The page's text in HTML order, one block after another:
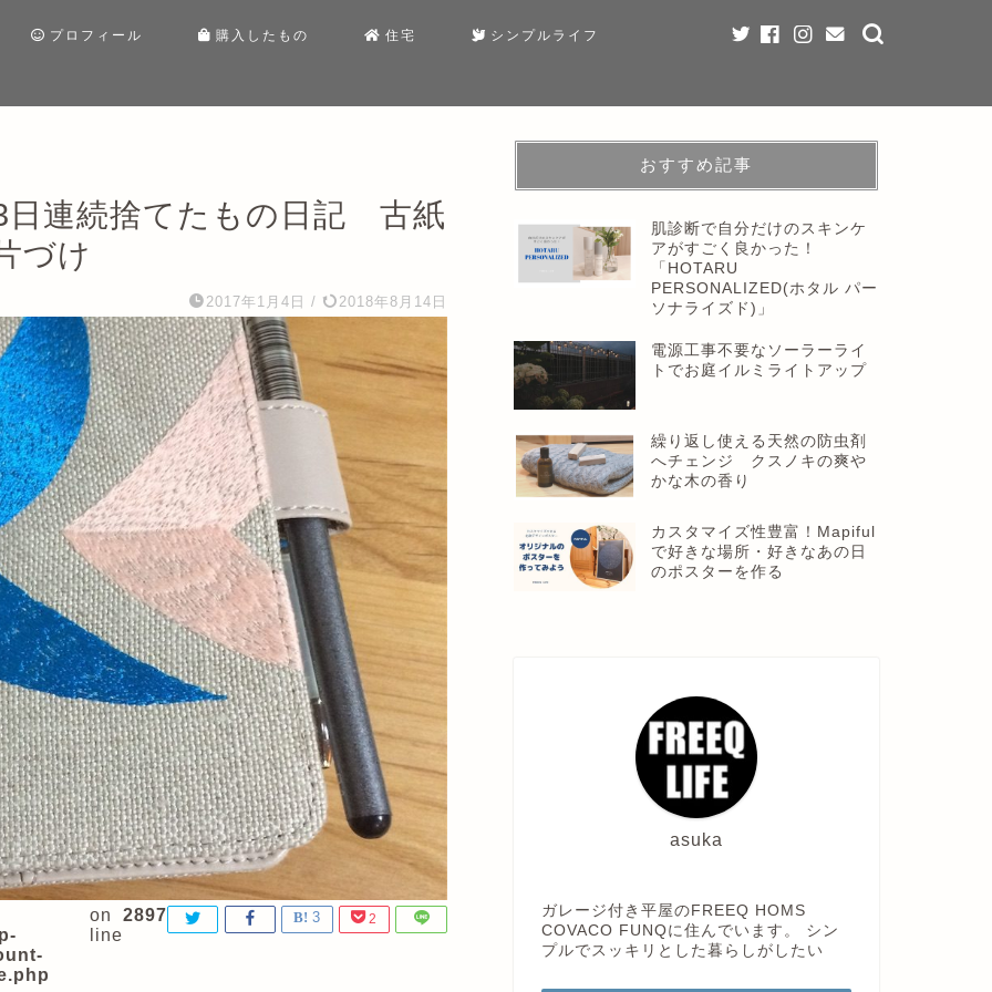
プロフィール 購入したもの 住宅 シンプルライフ
日連続捨てたもの日記 古紙
づけ
2017年1月4日 / 2018年8月14日
on
line
2897 3 2
おすすめ記事
肌診断で自分だけのスキンケ
アがすごく良かった！
「HOTARU
PERSONALIZED(ホタル パー
ソナライズド)」
電源工事不要なソーラーライ
トでお庭イルミライトアップ
繰り返し使える天然の防虫剤
へチェンジ クスノキの爽や
かな木の香り
カスタマイズ性豊富！Mapiful
で好きな場所・好きなあの日
のポスターを作る
asuka
ガレージ付き平屋のFREEQ HOMS
COVACO FUNQに住んでいます。 シン
プルでスッキリとした暮らしがしたい